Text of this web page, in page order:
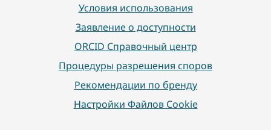
Условия использования
Заявление о доступности
ORCID Справочный центр
Процедуры разрешения споров
Рекомендации по бренду
Настройки Файлов Cookie